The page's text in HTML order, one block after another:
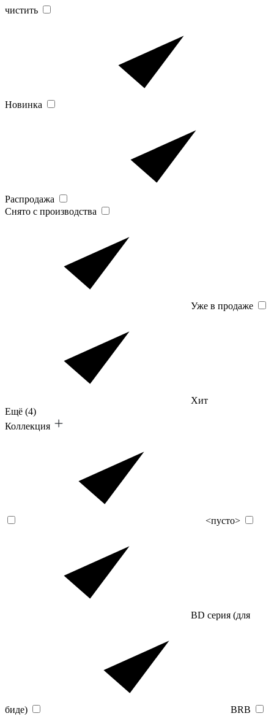
чистить
Новинка
Распродажа
Снято с производства
Уже в продаже
Хит
Ещё (4)
Коллекция
<пусто>
BD серия (для
биде) BRB